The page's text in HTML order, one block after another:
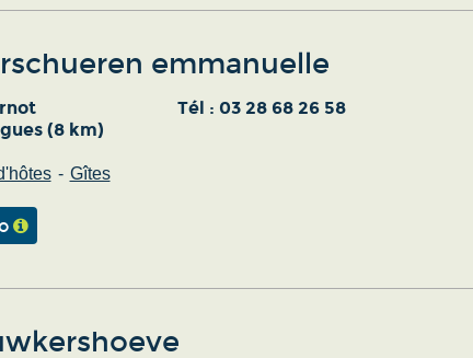
emmanuelle
(8 km)
Tél : 03 28 68 26 58
Gîtes